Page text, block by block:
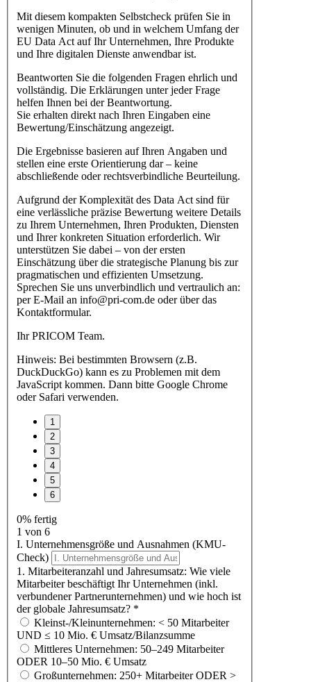
Mit diesem kompakten Selbstcheck prüfen Sie in
wenigen Minuten, ob und in welchem Umfang der
EU Data Act auf Ihr Unternehmen, Ihre Produkte
und Ihre digitalen Dienste anwendbar ist.
Beantworten Sie die folgenden Fragen ehrlich und
vollständig. Die Erklärungen unter jeder Frage
helfen Ihnen bei der Beantwortung.
Sie erhalten direkt nach Ihren Eingaben eine
Bewertung/Einschätzung angezeigt.
Die Ergebnisse basieren auf Ihren Angaben und
stellen eine erste Orientierung dar – keine
abschließende oder rechtsverbindliche Beurteilung.
Aufgrund der Komplexität des Data Act sind für
eine verlässliche präzise Bewertung weitere Details
zu Ihrem Unternehmen, Ihren Produkten, Diensten
und Ihrer konkreten Situation erforderlich. Wir
unterstützen Sie dabei – von der ersten
Einschätzung über die strategische Planung bis zur
pragmatischen und effizienten Umsetzung.
Sprechen Sie uns unverbindlich und vertraulich an:
per E-Mail an info@pri-com.de oder über das
Kontaktformular.
Ihr PRICOM Team.
Hinweis: Bei bestimmten Browsern (z.B.
DuckDuckGo) kann es zu Problemen mit dem
JavaScript kommen. Dann bitte Google Chrome
oder Safari verwenden.
0% fertig
1 von 6
I. Unternehmensgröße und Ausnahmen (KMU-
Check)
1. Mitarbeiteranzahl und Jahresumsatz: Wie viele
Mitarbeiter beschäftigt Ihr Unternehmen (inkl.
verbundener Partnerunternehmen) und wie hoch ist
der globale Jahresumsatz? *
Kleinst-/Kleinunternehmen: < 50 Mitarbeiter
UND ≤ 10 Mio. € Umsatz/Bilanzsumme
Mittleres Unternehmen: 50–249 Mitarbeiter
ODER 10–50 Mio. € Umsatz
Großunternehmen: 250+ Mitarbeiter ODER >